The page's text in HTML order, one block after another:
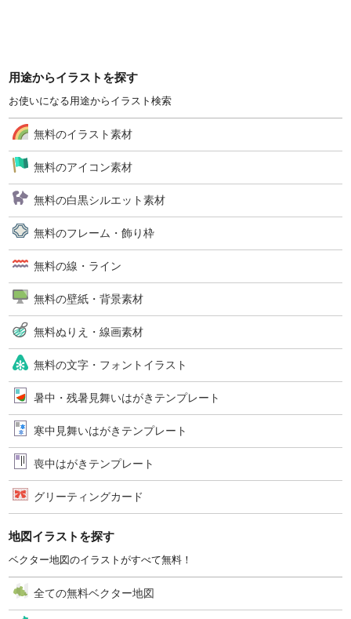
用途からイラストを探す
お使いになる用途からイラスト検索
無料のイラスト素材
無料のアイコン素材
無料の白黒シルエット素材
無料のフレーム・飾り枠
無料の線・ライン
無料の壁紙・背景素材
無料ぬりえ・線画素材
無料の文字・フォントイラスト
暑中・残暑見舞いはがきテンプレート
寒中見舞いはがきテンプレート
喪中はがきテンプレート
グリーティングカード
地図イラストを探す
ベクター地図のイラストがすべて無料！
全ての無料ベクター地図